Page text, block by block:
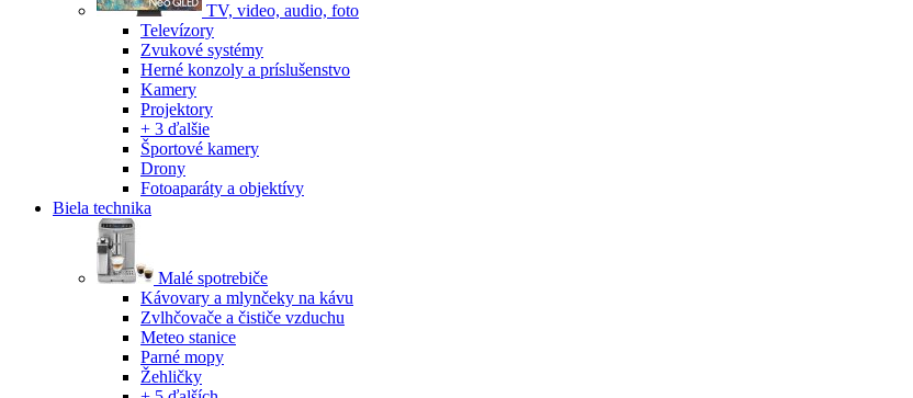
TV, video, audio, foto
Televízory
Zvukové systémy
Herné konzoly a príslušenstvo
Kamery
Projektory
+ 3 ďalšie
Športové kamery
Drony
Fotoaparáty a objektívy
Biela technika
Malé spotrebiče
Kávovary a mlynčeky na kávu
Zvlhčovače a čističe vzduchu
Meteo stanice
Parné mopy
Žehličky